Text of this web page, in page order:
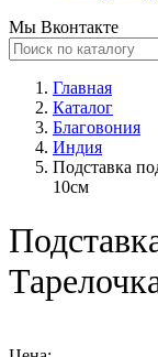
Мы Вконтакте
Главная
Каталог
Благовония
Индия
Подставка
10см